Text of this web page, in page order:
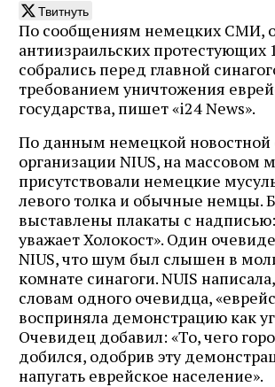
Твитнуть
По сообщениям немецких СМИ,
антиизраильских протестующих
собрались перед главной
требованием уничтожения
государства, пишет «i24 News».
По данным немецкой новостной
организации NIUS, на массовом
присутствовали немецкие
левого толка и обычные немцы.
выставлены плакаты с
уважает Холокост». Один
NIUS, что шум был слышен в
комнате синагоги. NUIS
словам одного очевидца,
восприняла демонстрацию как
Очевидец добавил: «То, чего
добился, одобрив эту
напугать еврейское население».